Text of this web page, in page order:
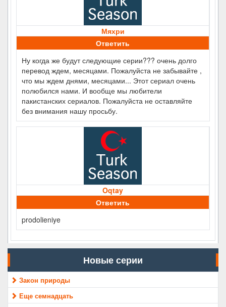
Мяхри
Ответить
Ну когда же будут следующие серии??? очень долго
перевод ждем, месяцами. Пожалуйста не забывайте ,
что мы ждем днями, месяцами... Этот сериал очень
полюбился нами. И вообще мы любители
пакистанских сериалов. Пожалуйста не оставляйте
без внимания нашу просьбу.
Oqtay
Ответить
prodolieniye
Новые серии
Закон природы
Еще семнадцать